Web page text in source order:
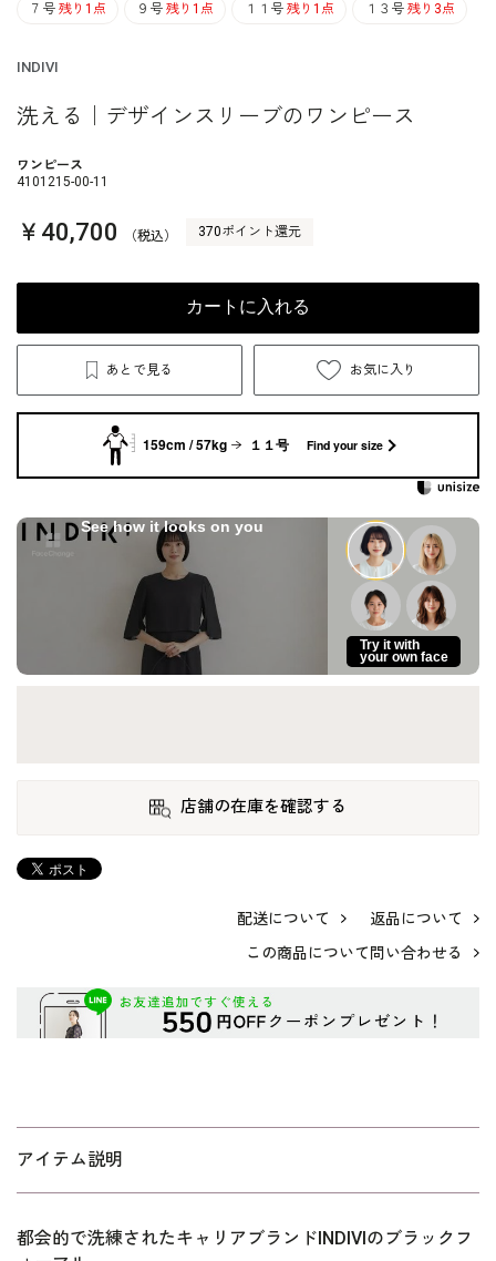
７号 残り1点 ９号 残り1点 １１号 残り1点 １３号 残り3点
INDIVI
洗える｜デザインスリーブのワンピース
ワンピース
4101215-00-11
￥40,700 （税込） 370ポイント還元
カートに入れる
あとで見る お気に入り
159cm / 57kg １１号 Find your size
See how it looks on you
Try it with
your own face
店舗の在庫を確認する
配送について
返品について
この商品について問い合わせる
アイテム説明
都会的で洗練されたキャリアブランドINDIVIのブラックフ